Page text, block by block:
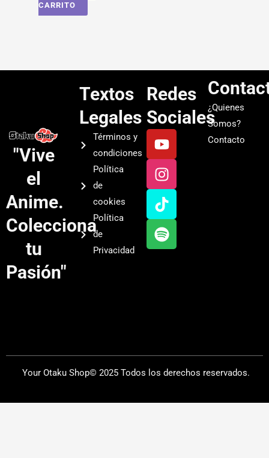
CARRITO
"Vive
el
Anime.
Colecciona
tu
Pasión"
Textos
Legales
Términos y
condiciones
Política
de
cookies
Política
de
Privacidad
Redes
Sociales
Y
o
u
t
u
b
e
I
n
s
t
a
g
r
a
T
i
k
t
o
k
S
p
o
t
i
f
y
¿Quienes
Somos?
Contacto
Your Otaku Shop© 2025 Todos los derechos reservados.